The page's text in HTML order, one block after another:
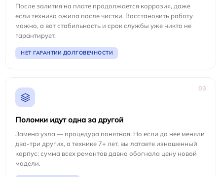
После залития на плате продолжается коррозия, даже
если техника ожила после чистки. Восстановить работу
можно, а вот стабильность и срок службы уже никто не
гарантирует.
НЕТ ГАРАНТИИ ДОЛГОВЕЧНОСТИ
03
Поломки идут одна за другой
Замена узла — процедура понятная. Но если до неё меняли
два-три других, а технике 7+ лет, вы латаете изношенный
корпус: сумма всех ремонтов давно обогнала цену новой
модели.